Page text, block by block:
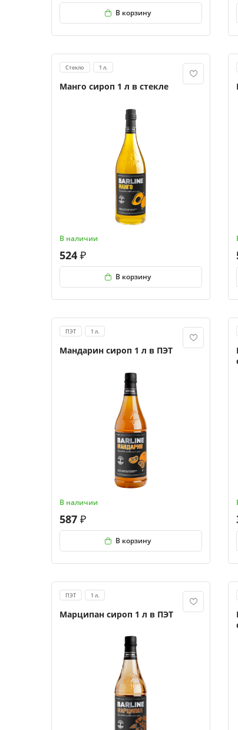
В корзину
Стекло 1 л.
Манго сироп 1 л в стекле
В наличии
524
В корзину
ПЭТ 1 л.
Мандарин сироп 1 л в ПЭТ
В наличии
587
В корзину
ПЭТ 1 л.
Марципан сироп 1 л в ПЭТ